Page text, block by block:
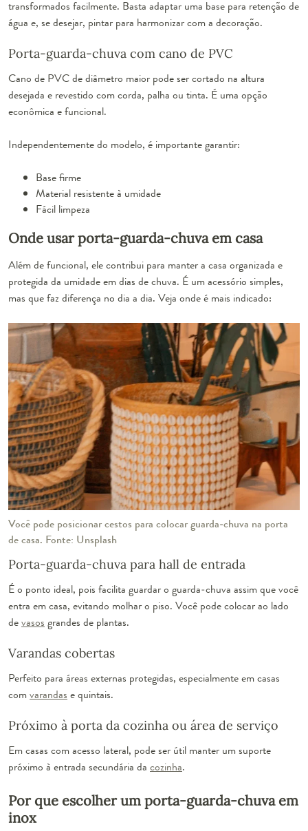
transformados facilmente. Basta adaptar uma base para retenção de
água e, se desejar, pintar para harmonizar com a decoração.
Porta-guarda-chuva com cano de PVC
Cano de PVC de diâmetro maior pode ser cortado na altura
desejada e revestido com corda, palha ou tinta. É uma opção
econômica e funcional.
Independentemente do modelo, é importante garantir:
Base firme
Material resistente à umidade
Fácil limpeza
Onde usar porta-guarda-chuva em casa
Além de funcional, ele contribui para manter a casa organizada e
protegida da umidade em dias de chuva. É um acessório simples,
mas que faz diferença no dia a dia. Veja onde é mais indicado:
Você pode posicionar cestos para colocar guarda-chuva na porta
de casa. Fonte: Unsplash
Porta-guarda-chuva para hall de entrada
É o ponto ideal, pois facilita guardar o guarda-chuva assim que você
entra em casa, evitando molhar o piso. Você pode colocar ao lado
devasos grandes de plantas.
Varandas cobertas
Perfeito para áreas externas protegidas, especialmente em casas
comvarandas e quintais.
Próximo à porta da cozinha ou área de serviço
Em casas com acesso lateral, pode ser útil manter um suporte
próximo à entrada secundária da cozinha.
Por que escolher um porta-guarda-chuva em
inox